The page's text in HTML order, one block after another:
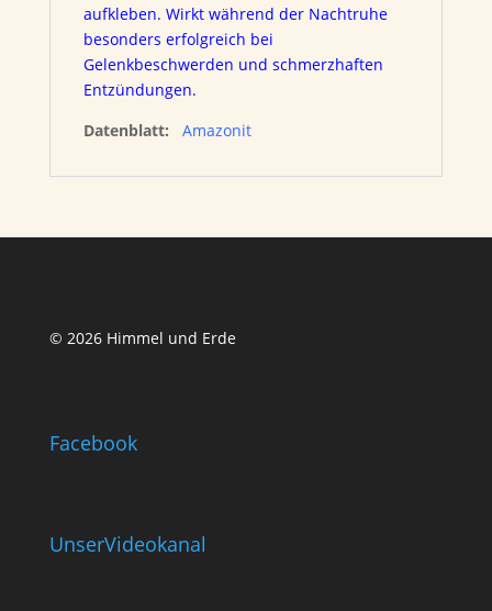
aufkleben. Wirkt während der Nachtruhe
besonders erfolgreich bei
Gelenkbeschwerden und schmerzhaften
Entzündungen.
Datenblatt:
Amazonit
© 2026 Himmel und Erde
Facebook
UnserVideokanal